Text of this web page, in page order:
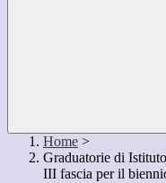
Home >
Graduatorie di
III fascia per il